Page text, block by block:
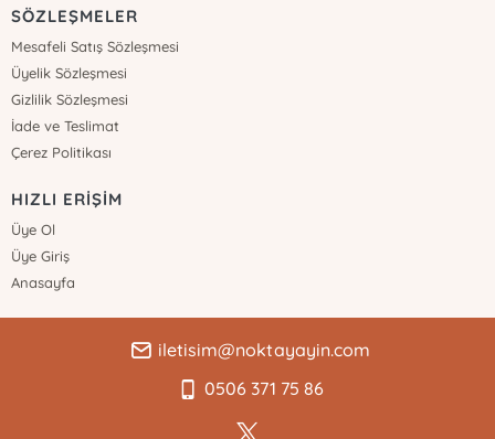
SÖZLEŞMELER
Mesafeli Satış Sözleşmesi
Üyelik Sözleşmesi
Gizlilik Sözleşmesi
İade ve Teslimat
Çerez Politikası
HIZLI ERİŞİM
Üye Ol
Üye Giriş
Anasayfa
iletisim@noktayayin.com
0506 371 75 86